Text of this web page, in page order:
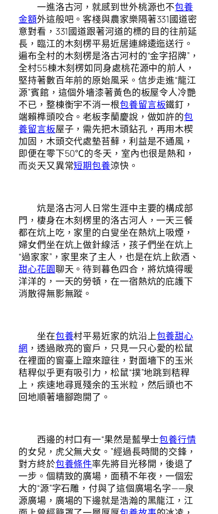
一進洛古河，就感到世外桃源也不包養
金額外這般吧。客棧與農家樂隔著331國道密
意對看，331國道跟著河道的標的目的往前延
長，臨江的木刻楞平易近居連綿逶迤送行。
遍布全村的木刻楞是洛古河村的“金字招牌”，
全村55棟木刻楞如同身處桃花源中的前人，
堅持著數百年前的原始風采。信步走進“龍江
源”賓館，這個外墻漆著黃色的板屋令人冷艷
不已，整棟衡宇不消一根包養留言板鐵釘，
端賴榫頭咬合。老板李蘭慶說，做如許的包
養留言板屋子，需先把木頭鉆孔，再用木楔
加固，木頭交代處墊苔蘚，利益是不通風，
即便在零下50℃的冬天，室內也很是熱和，
而炎天又異常短期包養涼快。
炕是洛古河人日常生涯中主要的構成部
門，棲身在木刻楞里的洛古河人，一天三餐
都在炕上吃，家里的白叟坐在熱炕上吸煙，
婦女們坐在炕上做針線活，孩子們坐在炕上
“過家家”，家里來了主人，也是在炕上飲酒、
甜心花園聊天。待到暮色四合，將炕燒得暖
洋洋的，一天的勞頓，在一宿熱炕的庇護下
消散得無影無蹤。
坐在包養村平易近家的炕沿上包養甜心
網 ，透過敞亮的窗戶，只見一只心愛的松鼠
在裡面的窗臺上躥來躥往，對面墻下的玉米
秸稈似乎更有吸引力，松鼠“撲”地跳到秸稈
上，疾速地尋覓殘余的玉米粒，然后頭也不
回地順著墻腳跑開了。
西邊的村口有一“果然是藍學士包養行情
的女兒，虎父無犬女。”經過長時間的交鋒，
對方終於包養條件率先將目光移開，後退了
一步。個精致的廣場，面積不年夜，一個宏
大的“源”字石雕，付與了這個廣場名字——泉
源廣場，廣場的下邊就是浩瀚的黑龍江，江